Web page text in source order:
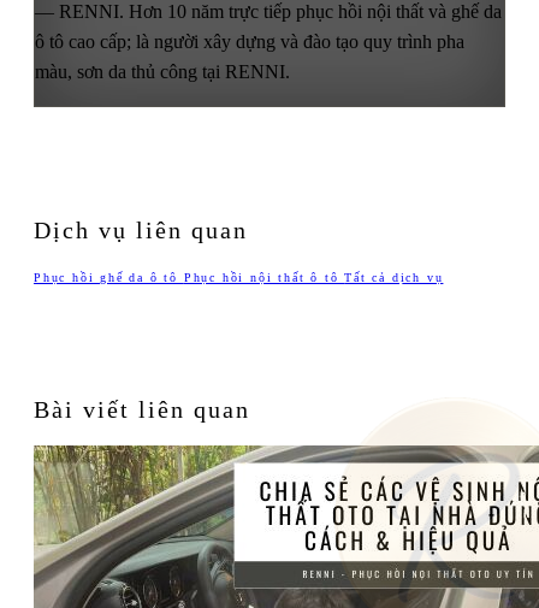
— RENNI. Hơn 10 năm trực tiếp phục hồi nội thất và ghế da
ô tô cao cấp; là người xây dựng và đào tạo quy trình pha
màu, sơn da thủ công tại RENNI.
Dịch vụ liên quan
Phục hồi ghế da ô tô Phục hồi nội thất ô tôTất cả dịch vụ
Bài viết liên quan